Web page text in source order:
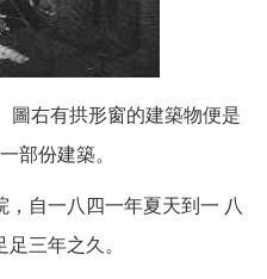
圖右有拱形窗的建築物便是
部份建築。
自一八四一年夏天到一 八
足三年之久。